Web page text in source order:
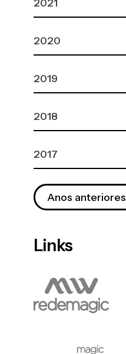
2021
2020
2019
2018
2017
Anos anteriores
Links